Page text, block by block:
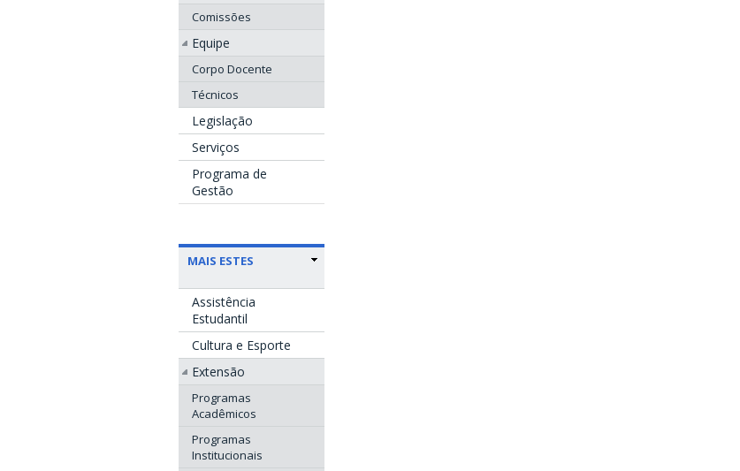
Comissões
Equipe
Corpo Docente
Técnicos
Legislação
Serviços
Programa de
Gestão
MAIS ESTES
Assistência
Estudantil
Cultura e Esporte
Extensão
Programas
Acadêmicos
Programas
Institucionais